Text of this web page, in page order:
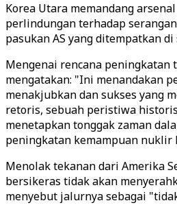
Korea Utara memandang
perlindungan terhadap
pasukan AS yang ditempatkan di
Mengenai rencana peningkatan
mengatakan: "Ini menandakan
menakjubkan dan sukses yang
retoris, sebuah peristiwa
menetapkan tonggak zaman
peningkatan kemampuan nuklir
Menolak tekanan dari Amerika
bersikeras tidak akan
menyebut jalurnya sebagai